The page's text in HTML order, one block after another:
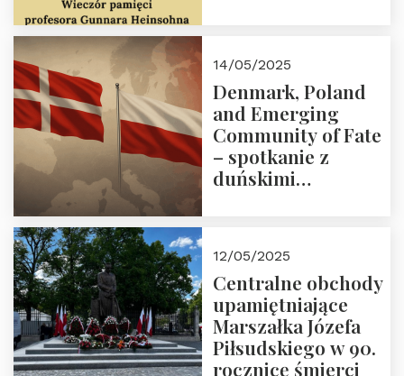
14/05/2025
Denmark, Poland
and Emerging
Community of Fate
– spotkanie z
duńskimi
12/05/2025
Centralne obchody
upamiętniające
Marszałka Józefa
Piłsudskiego w 90.
rocznicę śmierci